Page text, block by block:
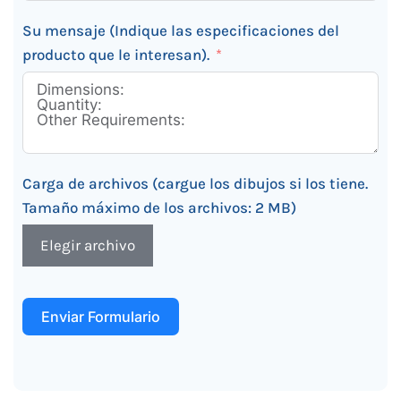
Su mensaje (Indique las especificaciones del
producto que le interesan).
Carga de archivos (cargue los dibujos si los tiene.
Tamaño máximo de los archivos: 2 MB)
Elegir archivo
Enviar Formulario